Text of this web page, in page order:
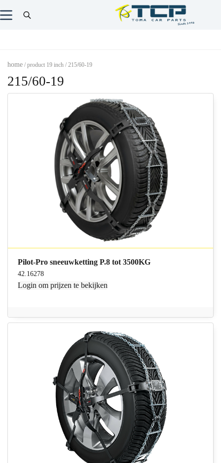
home / product 19 inch / 215/60-19
215/60-19
Pilot-Pro sneeuwketting P.8 tot 3500KG
42.16278
Login om prijzen te bekijken